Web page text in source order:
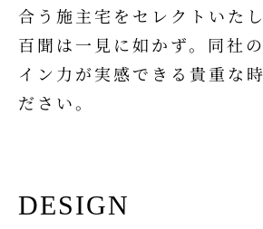
合う施主宅をセレクトいたし
百聞は一見に如かず。同社
イン力が実感できる貴重な
ださい。
DESIGN